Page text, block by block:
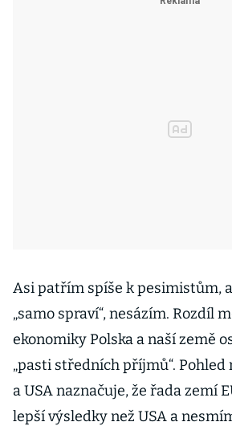
Asi patřím spíše k pesimistům,
„samo spraví“, nesázím. Rozdíl
ekonomiky Polska a naší země
„pasti středních příjmů“. Pohled
a USA naznačuje, že řada zemí
lepší výsledky než USA a